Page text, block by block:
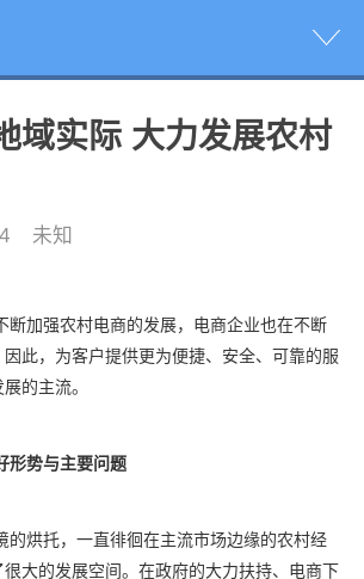
域实际 大力发展农村
未知
断加强农村电商的发展，电商企业也在不断
此，为客户提供更为便捷、安全、可靠的服
的主流。
形势与主要问题
的烘托，一直徘徊在主流市场边缘的农村经
大的发展空间。在政府的大力扶持、电商下